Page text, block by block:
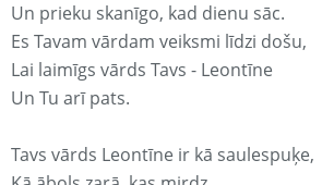
Un prieku skanīgo, kad dienu sāc.
Es Tavam vārdam veiksmi līdzi došu,
Lai laimīgs vārds Tavs - Leontīne
Un Tu arī pats.
Tavs vārds Leontīne ir kā saulespuķe,